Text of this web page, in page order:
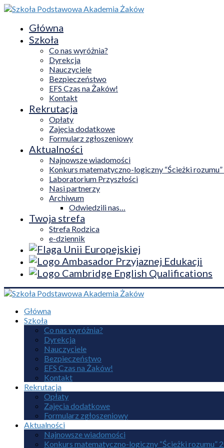
Główna
Szkoła
Co nas wyróżnia?
Dyrekcja
Nauczyciele
Bezpieczeństwo
EFS Czas na Żaków!
Kontakt
Rekrutacja
Opłaty
Zajęcia dodatkowe
Formularz zgłoszeniowy
Aktualności
Najnowsze wiadomości
Konkurs matematyczno-logiczny “Ścieżki
Laboratorium Przyszłości
Nasi partnerzy
Archiwum
Odwiedzili nas…
Twoja strefa
Strefa Rodzica
e-dziennik
Główna
Szkoła
Co nas wyróżnia?
Dyrekcja
Nauczyciele
Bezpieczeństwo
EFS Czas na Żaków!
Kontakt
Rekrutacja
Opłaty
Zajęcia dodatkowe
Formularz zgłoszeniowy
Aktualności
Najnowsze wiadomości
Konkurs matematyczno-logiczny “Ścieżki rozumu”